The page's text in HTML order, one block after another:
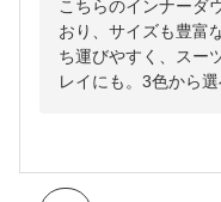
こちらのインナーダ
おり、サイズも豊富
ち運びやすく、スー
レイにも。3色から